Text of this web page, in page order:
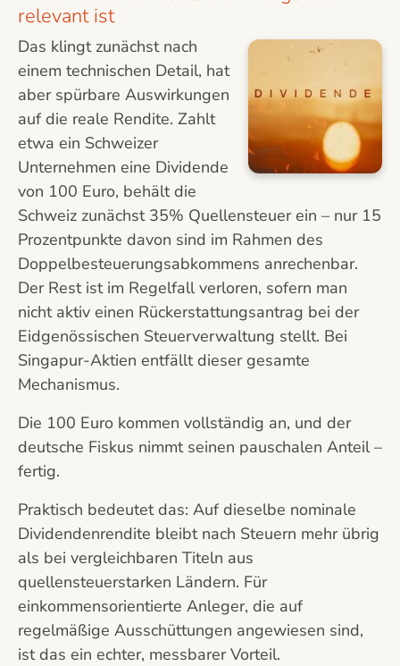
relevant ist
Das klingt zunächst nach
einem technischen Detail, hat
aber spürbare Auswirkungen
auf die reale Rendite. Zahlt
etwa ein Schweizer
Unternehmen eine Dividende
von 100 Euro, behält die
Schweiz zunächst 35% Quellensteuer ein – nur 15
Prozentpunkte davon sind im Rahmen des
Doppelbesteuerungsabkommens anrechenbar.
Der Rest ist im Regelfall verloren, sofern man
nicht aktiv einen Rückerstattungsantrag bei der
Eidgenössischen Steuerverwaltung stellt. Bei
Singapur-Aktien entfällt dieser gesamte
Mechanismus.
Die 100 Euro kommen vollständig an, und der
deutsche Fiskus nimmt seinen pauschalen Anteil –
fertig.
Praktisch bedeutet das: Auf dieselbe nominale
Dividendenrendite bleibt nach Steuern mehr übrig
als bei vergleichbaren Titeln aus
quellensteuerstarken Ländern. Für
einkommensorientierte Anleger, die auf
regelmäßige Ausschüttungen angewiesen sind,
ist das ein echter, messbarer Vorteil.